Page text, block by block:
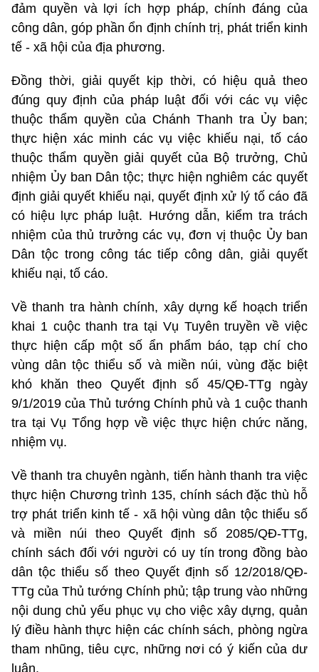
đảm quyền và lợi ích hợp pháp, chính đáng của
công dân, góp phần ổn định chính trị, phát triển kinh
tế - xã hội của địa phương.
Đồng thời, giải quyết kịp thời, có hiệu quả theo
đúng quy định của pháp luật đối với các vụ việc
thuộc thẩm quyền của Chánh Thanh tra Ủy ban;
thực hiện xác minh các vụ việc khiếu nại, tố cáo
thuộc thẩm quyền giải quyết của Bộ trưởng, Chủ
nhiệm Ủy ban Dân tộc; thực hiện nghiêm các quyết
định giải quyết khiếu nại, quyết định xử lý tố cáo đã
có hiệu lực pháp luật. Hướng dẫn, kiểm tra trách
nhiệm của thủ trưởng các vụ, đơn vị thuộc Ủy ban
Dân tộc trong công tác tiếp công dân, giải quyết
khiếu nại, tố cáo.
Về thanh tra hành chính, xây dựng kế hoạch triển
khai 1 cuộc thanh tra tại Vụ Tuyên truyền về việc
thực hiện cấp một số ẩn phẩm báo, tạp chí cho
vùng dân tộc thiểu số và miền núi, vùng đặc biệt
khó khăn theo Quyết định số 45/QĐ-TTg ngày
9/1/2019 của Thủ tướng Chính phủ và 1 cuộc thanh
tra tại Vụ Tổng hợp về việc thực hiện chức năng,
nhiệm vụ.
Về thanh tra chuyên ngành, tiến hành thanh tra việc
thực hiện Chương trình 135, chính sách đặc thù hỗ
trợ phát triển kinh tế - xã hội vùng dân tộc thiểu số
và miền núi theo Quyết định số 2085/QĐ-TTg,
chính sách đối với người có uy tín trong đồng bào
dân tộc thiểu số theo Quyết định số 12/2018/QĐ-
TTg của Thủ tướng Chính phủ; tập trung vào những
nội dung chủ yếu phục vụ cho việc xây dựng, quản
lý điều hành thực hiện các chính sách, phòng ngừa
tham nhũng, tiêu cực, những nơi có ý kiến của dư
luận.